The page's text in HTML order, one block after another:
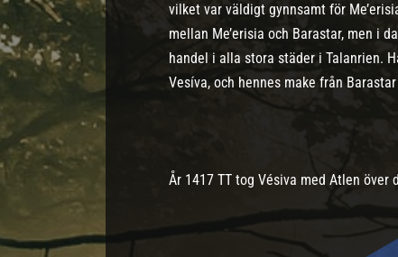
vilket var väldigt gynnsamt för
mellan Me’erisia och Barastar, men i
handel i alla stora städer i Talanrien.
Vesíva, och hennes make från
År 1417 TT tog Vésiva med Atlen